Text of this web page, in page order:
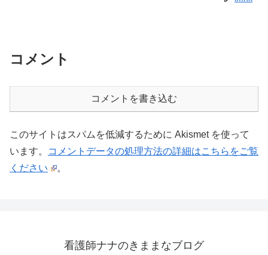
コメント
コメントを書き込む
このサイトはスパムを低減するために Akismet を使って
います。
コメントデータの処理方法の詳細はこちらをご覧
ください
。
看護師ナナのきままなブログ